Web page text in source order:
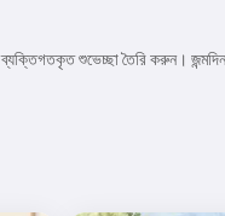
শুভেচ্ছা তৈরি করুন।